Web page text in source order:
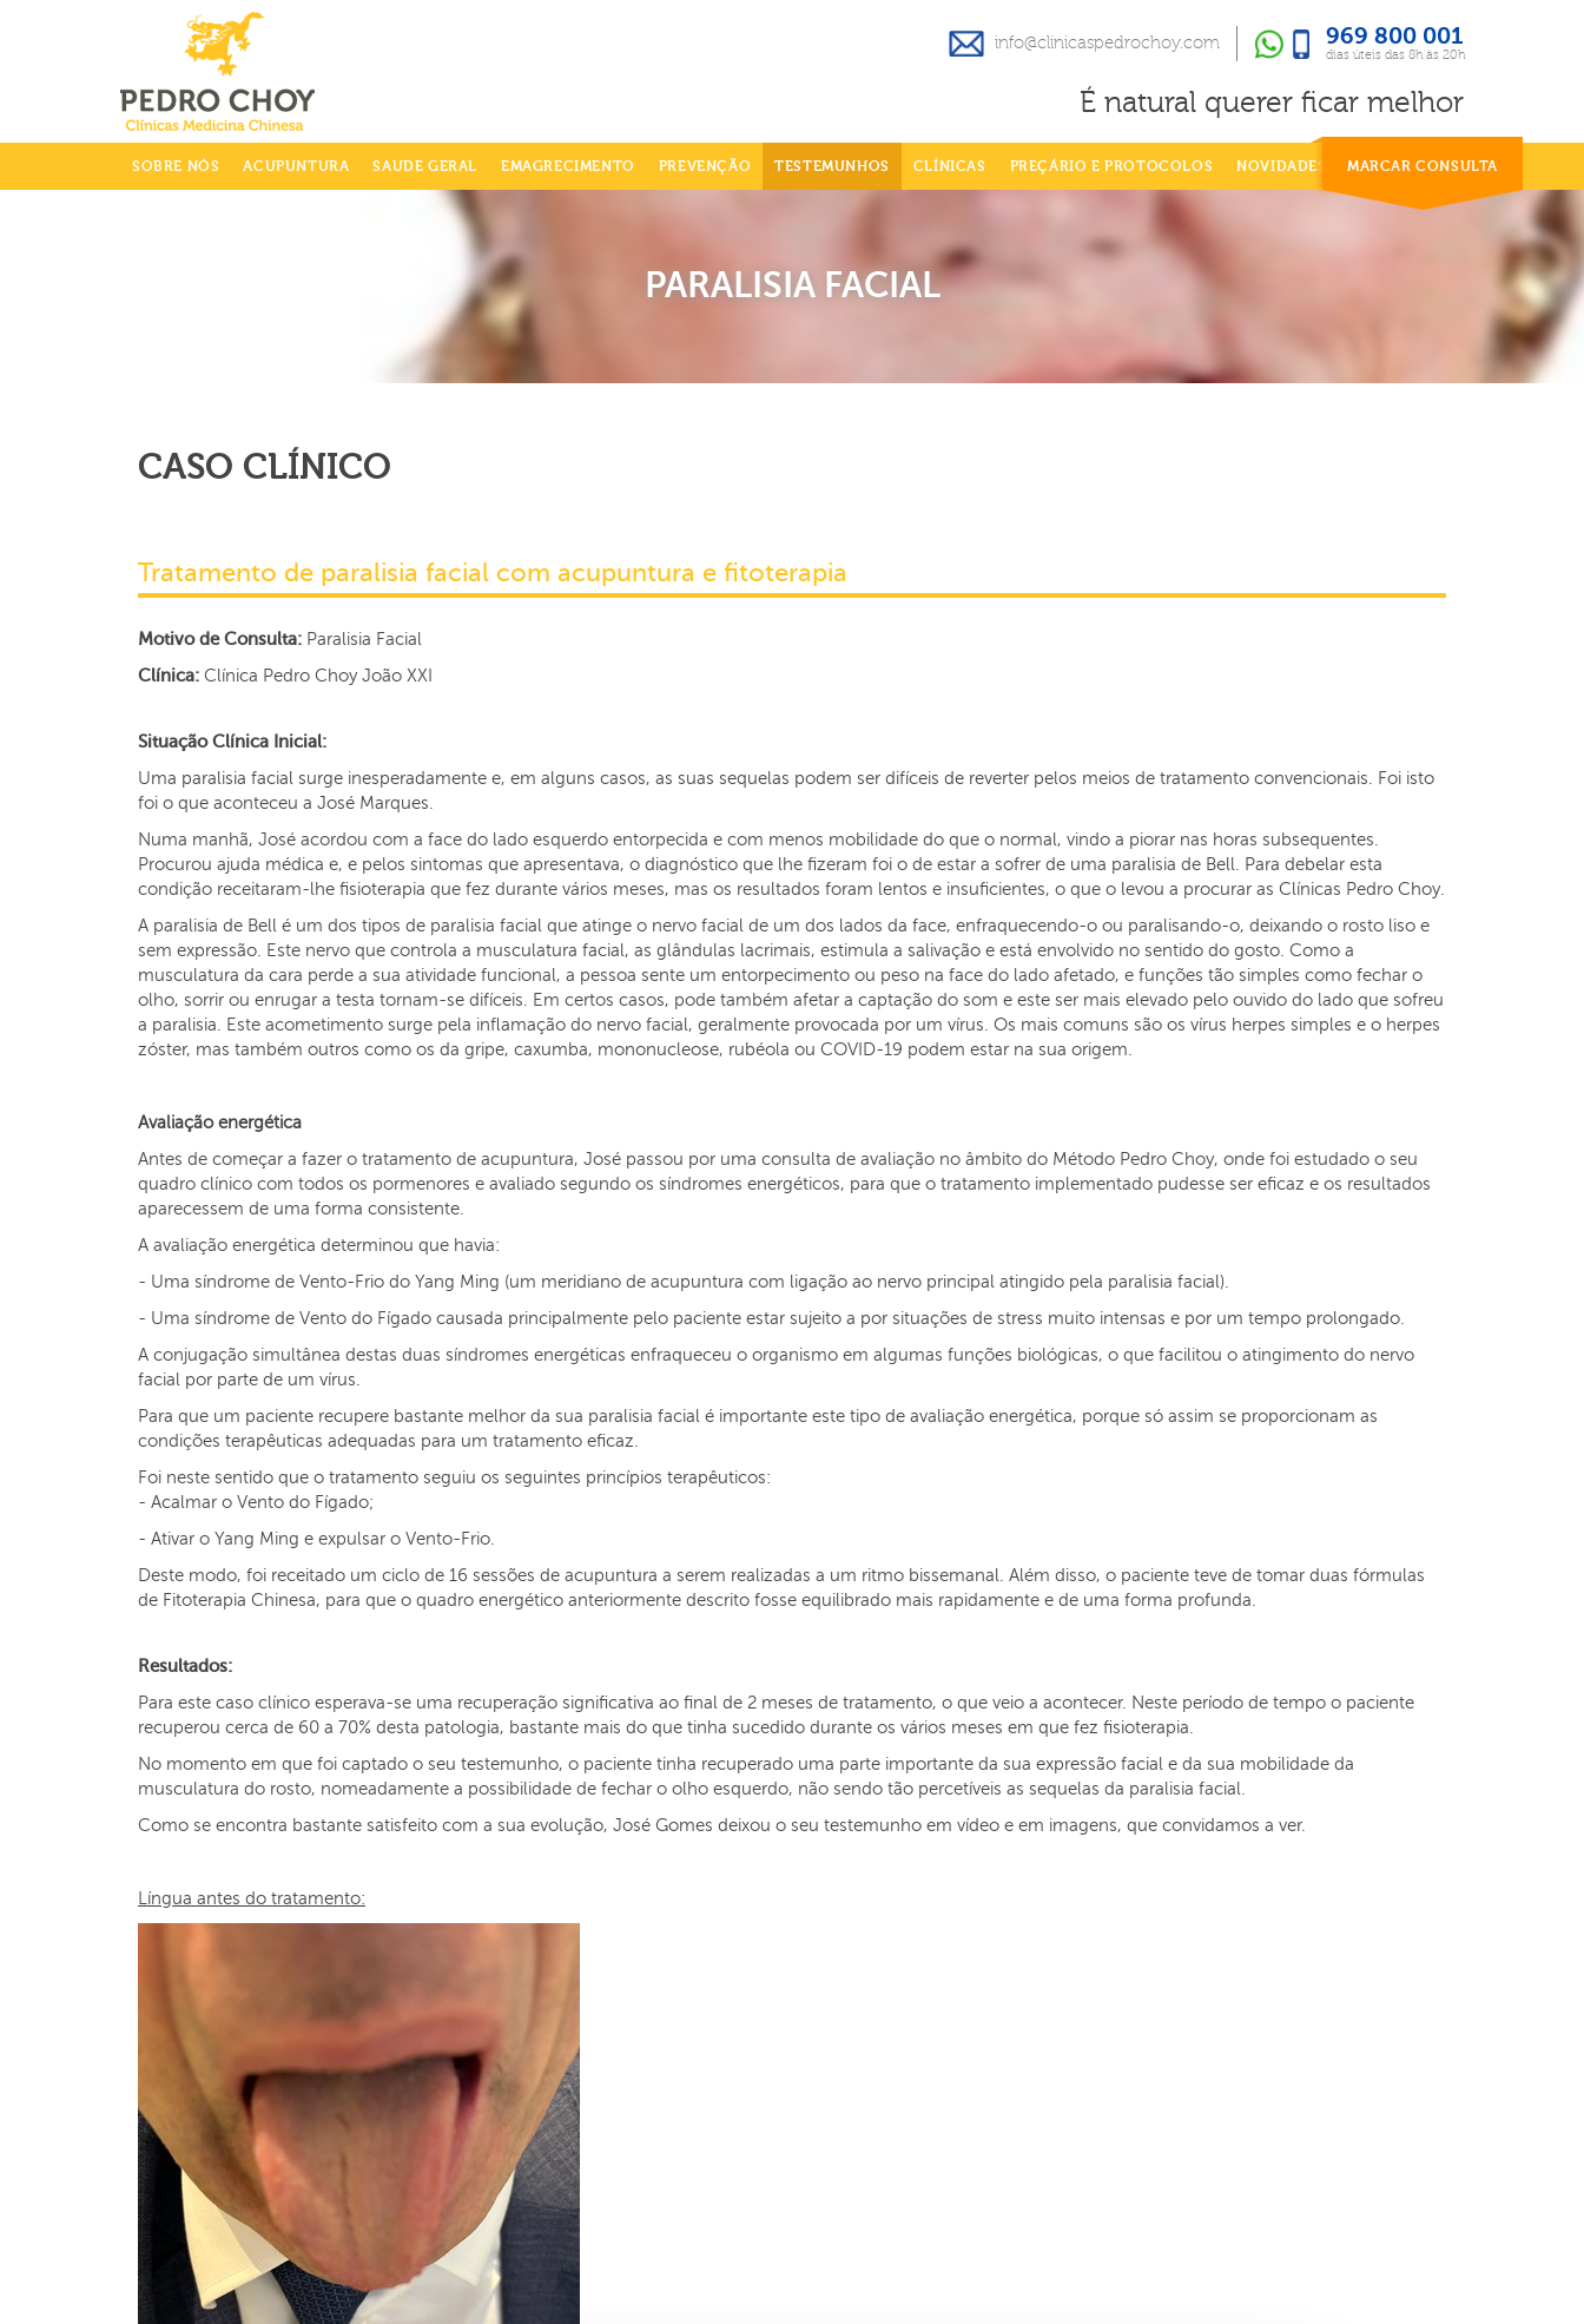
info@clinicaspedrochoy.com 969 800 001
dias úteis das 8h às 20h
info@clinicaspedrochoy.com 969 800 001
dias úteis das 8h às 20h
É natural querer ficar melhor
SOBRE NÓS ACUPUNTURA SAUDE GERAL EMAGRECIMENTO PREVENÇÃO TESTEMUNHOS CLÍNICAS PREÇÁRIO E PROTOCOLOS NOVIDADES MARCAR CONSULTA
PARALISIA FACIAL
CASO CLÍNICO
Tratamento de paralisia facial com acupuntura e fitoterapia
Motivo de Consulta: Paralisia Facial
Clínica: Clínica Pedro Choy João XXI
Situação Clínica Inicial:
Uma paralisia facial surge inesperadamente e, em alguns casos, as suas sequelas podem ser difíceis de reverter pelos meios de tratamento convencionais. Foi isto
foi o que aconteceu a José Marques.
Numa manhã, José acordou com a face do lado esquerdo entorpecida e com menos mobilidade do que o normal, vindo a piorar nas horas subsequentes.
Procurou ajuda médica e, e pelos sintomas que apresentava, o diagnóstico que lhe fizeram foi o de estar a sofrer de uma paralisia de Bell. Para debelar esta
condição receitaram-lhe fisioterapia que fez durante vários meses, mas os resultados foram lentos e insuficientes, o que o levou a procurar as Clínicas Pedro Choy.
A paralisia de Bell é um dos tipos de paralisia facial que atinge o nervo facial de um dos lados da face, enfraquecendo-o ou paralisando-o, deixando o rosto liso e
sem expressão. Este nervo que controla a musculatura facial, as glândulas lacrimais, estimula a salivação e está envolvido no sentido do gosto. Como a
musculatura da cara perde a sua atividade funcional, a pessoa sente um entorpecimento ou peso na face do lado afetado, e funções tão simples como fechar o
olho, sorrir ou enrugar a testa tornam-se difíceis. Em certos casos, pode também afetar a captação do som e este ser mais elevado pelo ouvido do lado que sofreu
a paralisia. Este acometimento surge pela inflamação do nervo facial, geralmente provocada por um vírus. Os mais comuns são os vírus herpes simples e o herpes
zóster, mas também outros como os da gripe, caxumba, mononucleose, rubéola ou COVID-19 podem estar na sua origem.
Avaliação energética
Antes de começar a fazer o tratamento de acupuntura, José passou por uma consulta de avaliação no âmbito do Método Pedro Choy, onde foi estudado o seu
quadro clínico com todos os pormenores e avaliado segundo os síndromes energéticos, para que o tratamento implementado pudesse ser eficaz e os resultados
aparecessem de uma forma consistente.
A avaliação energética determinou que havia:
- Uma síndrome de Vento-Frio do Yang Ming (um meridiano de acupuntura com ligação ao nervo principal atingido pela paralisia facial).
- Uma síndrome de Vento do Fígado causada principalmente pelo paciente estar sujeito a por situações de stress muito intensas e por um tempo prolongado.
A conjugação simultânea destas duas síndromes energéticas enfraqueceu o organismo em algumas funções biológicas, o que facilitou o atingimento do nervo
facial por parte de um vírus.
Para que um paciente recupere bastante melhor da sua paralisia facial é importante este tipo de avaliação energética, porque só assim se proporcionam as
condições terapêuticas adequadas para um tratamento eficaz.
Foi neste sentido que o tratamento seguiu os seguintes princípios terapêuticos:
- Acalmar o Vento do Fígado;
- Ativar o Yang Ming e expulsar o Vento-Frio
Deste modo, foi receitado um ciclo de 16 sessões de acupuntura a serem realizadas a um ritmo bissemanal. Além disso, o paciente teve de tomar duas fórmulas
de Fitoterapia Chinesa, para que o quadro energético anteriormente descrito fosse equilibrado mais rapidamente e de uma forma profunda.
Resultados:
Para este caso clínico esperava-se uma recuperação significativa ao final de 2 meses de tratamento, o que veio a acontecer. Neste período de tempo o paciente
recuperou cerca de 60 a 70% desta patologia, bastante mais do que tinha sucedido durante os vários meses em que fez fisioterapia.
No momento em que foi captado o seu testemunho, o paciente tinha recuperado uma parte importante da sua expressão facial e da sua mobilidade da
musculatura do rosto, nomeadamente a possibilidade de fechar o olho esquerdo, não sendo tão percetíveis as sequelas da paralisia facial.
Como se encontra bastante satisfeito com a sua evolução, José Gomes deixou o seu testemunho em vídeo e em imagens, que convidamos a ver.
Língua antes do tratamento: